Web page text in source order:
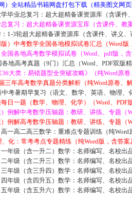
）全站精品书籍网盘打包下载（精美图文网页
毕业总复习：超大超精备课资源库（含课件
复习：超大超精备课资源宝库（含课件、教
1-3轮超大超精备课资源库（含课件、讲义、
）中考数学全国各地模拟试卷汇总（Word版
国各地高考数学模拟试卷（Word、pdf版，含
地高考真题（9门）汇总（Word、PDF双版精
36大类：易错题型全突破攻略》（纯Word原卷
三年高考数学真题分类解析（纯Word原卷、
中考暑期早复习（语文、数学、英语、物理、
日一题（数学、物理、化学）（Word、PDF
例解中考数学压轴题：教研、讲练、专题（
例解高考数学压轴题：教研、讲练、专题（
一高二高三数学：重难点专题训练（纯Word
、化：常考考点专题精练（纯Word版，含答案
年级（含一升二）数学：名师编写、名校出
年级（含二升三）数学：名师编写、名校出
年级（含三升四）数学：名师编写、名校出
年级（含四升五）数学：名师编写、名校出
年级（含五升六）数学：名师编写、名校出